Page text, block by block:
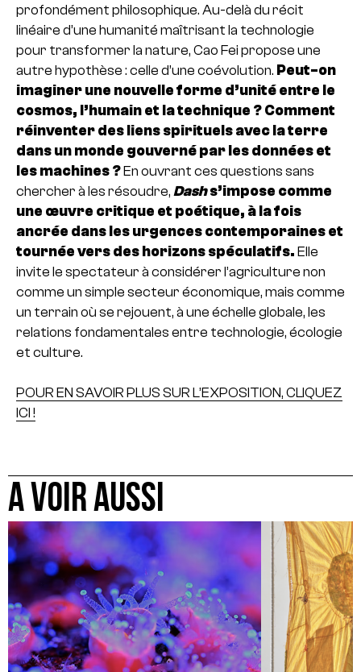
profondément philosophique. Au-delà du récit
linéaire d’une humanité maîtrisant la technologie
pour transformer la nature, Cao Fei propose une
autre hypothèse : celle d’une coévolution. Peut-on
imaginer une nouvelle forme d’unité entre le
cosmos, l’humain et la technique ? Comment
réinventer des liens spirituels avec la terre
dans un monde gouverné par les données et
les machines ?En ouvrant ces questions sans
chercher à les résoudre, Dashs’impose comme
une œuvre critique et poétique, à la fois
ancrée dans les urgences contemporaines et
tournée vers des horizons spéculatifs. Elle
invite le spectateur à considérer l’agriculture non
comme un simple secteur économique, mais comme
un terrain où se rejouent, à une échelle globale, les
relations fondamentales entre technologie, écologie
et culture.
POUR EN SAVOIR PLUS SUR L’EXPOSITION, CLIQUEZ
ICI !
A VOIR AUSSI